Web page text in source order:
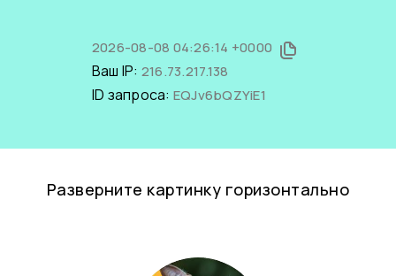
2026-08-08 04:26:14 +0000
Ваш IP: 216.73.217.138
ID запроса: EQJv6bQZYiE1
Разверните картинку горизонтально